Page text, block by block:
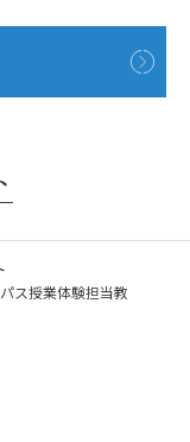
ス授業体験担当教